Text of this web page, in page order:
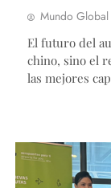
Mundo Global
El futuro del
chino, sino el
las mejores